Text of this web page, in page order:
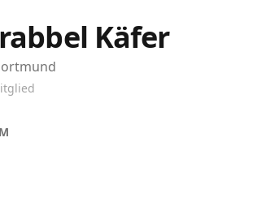
Käfer